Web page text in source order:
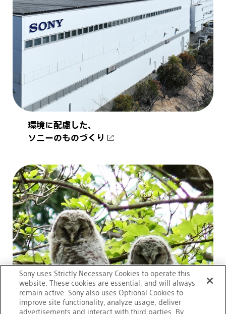
環境に配慮した、
ソニーのものづくり
Sony uses Strictly Necessary Cookies to operate this
website. These cookies are essential, and will always
remain active. Sony also uses Optional Cookies to
improve site functionality, analyze usage, deliver
advertisements and interact with third parties. By